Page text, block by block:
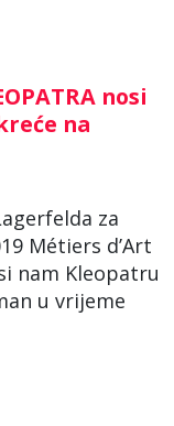
nosi
na
za
Métiers d’Art
nam Kleopatru
u vrijeme